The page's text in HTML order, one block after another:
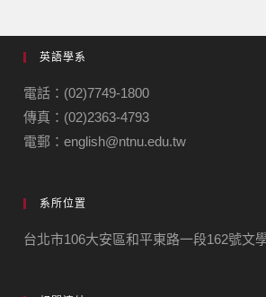
英語學系
電話：(02)7749-1800
傳真：(02)2363-4793
電郵：english@ntnu.edu.tw
系所位置
台北市106大安區和平東路一段162號文